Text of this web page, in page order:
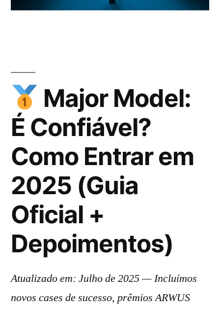
Major Model:
É Confiável?
Como Entrar em
2025 (Guia
Oficial +
Depoimentos)
Atualizado em: Julho de 2025 — Incluímos
novos cases de sucesso, prêmios ARWUS